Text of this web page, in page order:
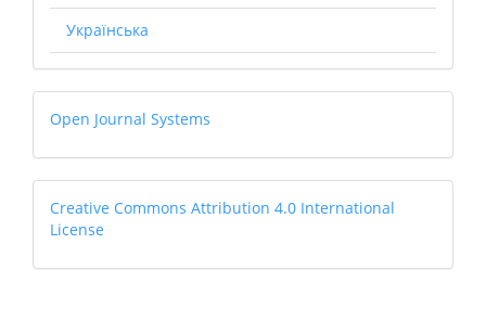
Українська
Open
Journal
Systems
Open Journal Systems
Creative
Creative Commons Attribution 4.0 International
License